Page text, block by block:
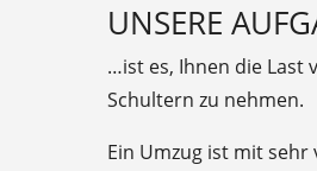
UNSERE
…ist es, Ihnen die Last
Schultern zu nehmen.
Ein Umzug ist mit sehr